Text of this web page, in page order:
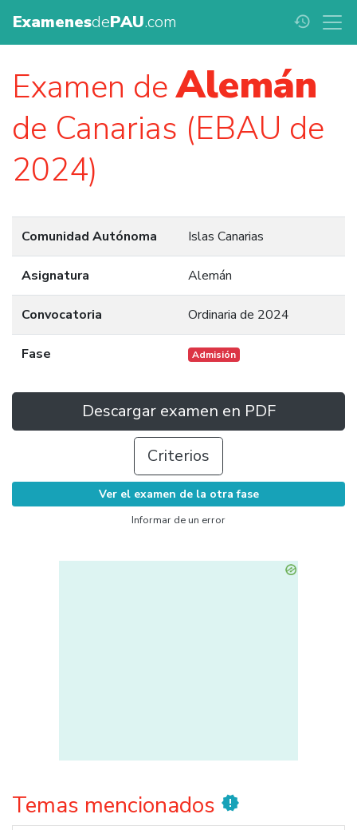
ExamenesdePAU.com history
Examen deAlemán
de Canarias (EBAU de
2024)
Comunidad Autónoma Islas Canarias
Asignatura Alemán
Convocatoria Ordinaria de 2024
Fase Admisión
Descargar examen en PDF
Criterios
Ver el examen de la otra fase
Informar de un error
Temas mencionados new_releases